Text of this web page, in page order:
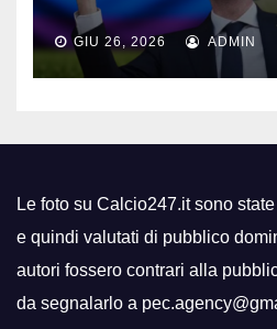
GIU 26, 2026 ADMIN
Le foto su Calcio247.it sono
e quindi valutati di pubblico
autori fossero contrari alla
da segnalarlo a